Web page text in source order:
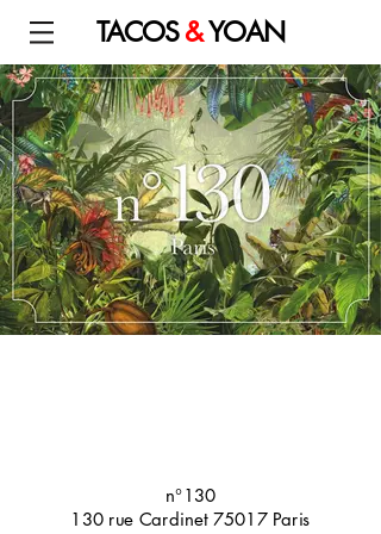
TACOS&YOAN
n°130
130 rue Cardinet 75017 Paris